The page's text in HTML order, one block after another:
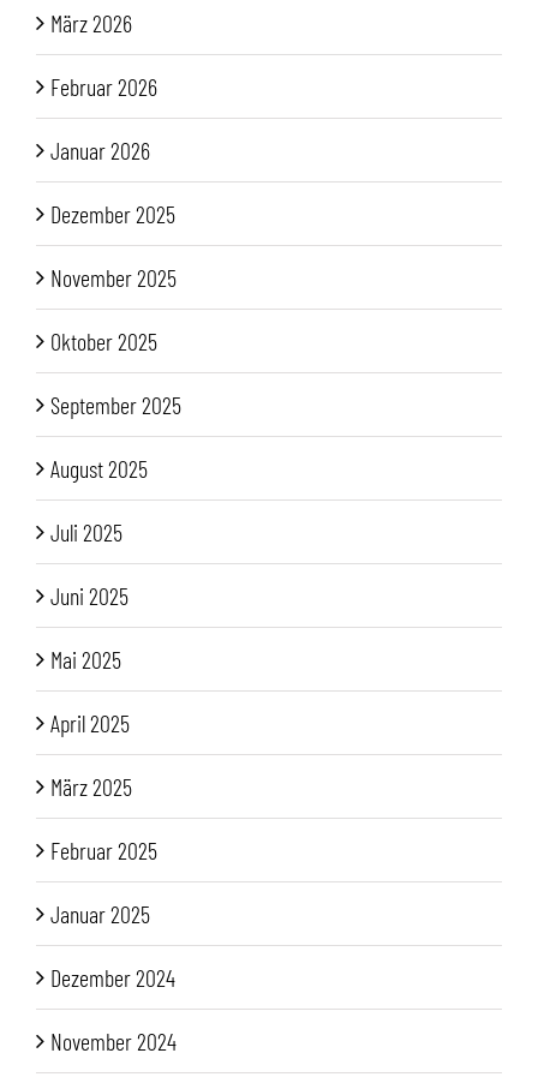
März 2026
Februar 2026
Januar 2026
Dezember 2025
November 2025
Oktober 2025
September 2025
August 2025
Juli 2025
Juni 2025
Mai 2025
April 2025
März 2025
Februar 2025
Januar 2025
Dezember 2024
November 2024